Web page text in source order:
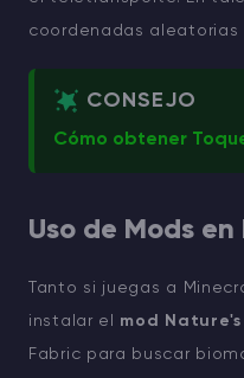
coordenadas
CONSEJO
Cómo obtener
Uso de Mods
Tanto si juegas a
instalar el mod Nature's
Fabric para buscar